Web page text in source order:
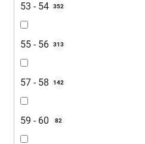
53 - 54 352
55 - 56 313
57 - 58 142
59 - 60 82